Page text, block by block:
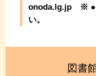
onoda.lg.jp ※ ●
い。
図書